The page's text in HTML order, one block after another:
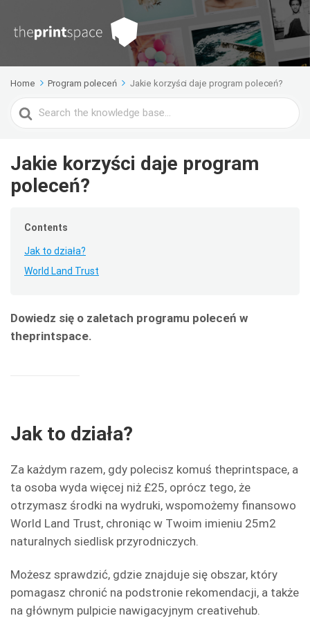
Home Program poleceń Jakie korzyści daje program poleceń?
Search
For
Jakie korzyści daje program
poleceń?
Contents
Jak to działa?
World Land Trust
Dowiedz się o zaletach programu poleceń w
theprintspace.
Jak to działa?
Za każdym razem, gdy polecisz komuś theprintspace, a
ta osoba wyda więcej niż £25, oprócz tego, że
otrzymasz środki na wydruki, wspomożemy finansowo
World Land Trust, chroniąc w Twoim imieniu 25m2
naturalnych siedlisk przyrodniczych.
Możesz sprawdzić, gdzie znajduje się obszar, który
pomagasz chronić na podstronie rekomendacji, a także
na głównym pulpicie nawigacyjnym creativehub.